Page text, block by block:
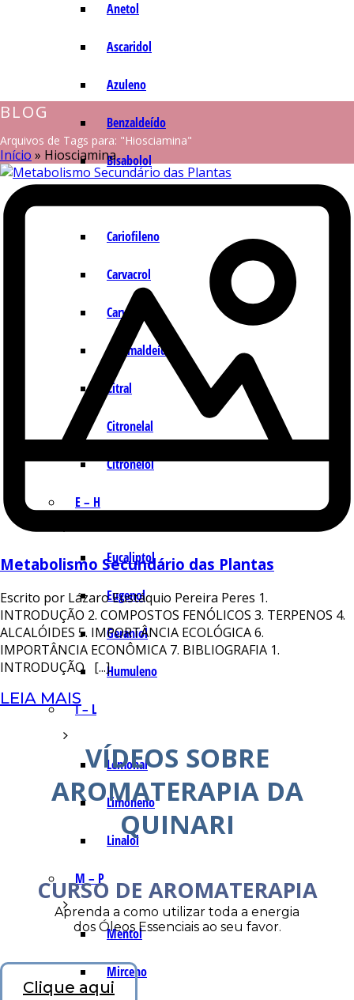
Anetol
Ascaridol
Azuleno
Benzaldeído
Bisabolol
Cariofileno
Carvacrol
Carvona
Cinamaldeído
Citral
Citronelal
Citronelol
E – H
Eucaliptol
Eugenol
Geraniol
Humuleno
I – L
Lemonal
Limoneno
Linalol
M – P
Mentol
Mirceno
BLOG
Arquivos de Tags para: "Hiosciamina"
Início » Hiosciamina
Metabolismo Secundário das Plantas
Escrito por Lázaro Eustáquio Pereira Peres 1.
INTRODUÇÃO 2. COMPOSTOS FENÓLICOS 3. TERPENOS 4.
ALCALÓIDES 5. IMPORTÂNCIA ECOLÓGICA 6.
IMPORTÂNCIA ECONÔMICA 7. BIBLIOGRAFIA 1.
INTRODUÇÃO [...]
LEIA MAIS
VÍDEOS SOBRE
AROMATERAPIA DA
QUINARI
CURSO DE AROMATERAPIA
Aprenda a como utilizar toda a energia
dos Óleos Essenciais ao seu favor.
Clique aqui